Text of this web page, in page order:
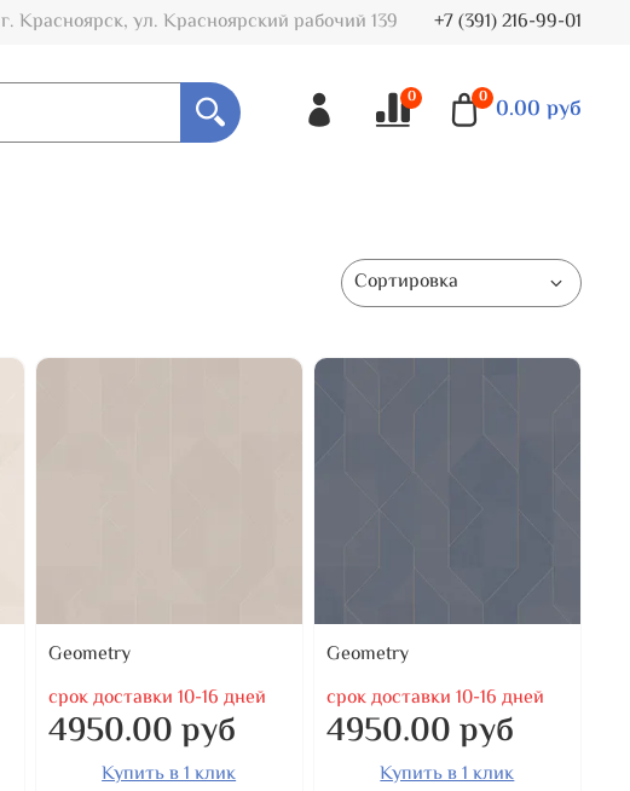
г. Красноярск, ул. Красноярский рабочий 139 +7 (391) 216-99-01
0 0 0.00 руб
Geometry
срок доставки 10-16 дней
4950.00 руб
Купить в 1 клик
Geometry
срок доставки 10-16 дней
4950.00 руб
Купить в 1 клик